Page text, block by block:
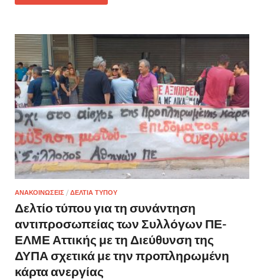
ΑΝΑΚΟΙΝΩΣΕΙΣ / ΔΕΛΤΙΑ ΤΥΠΟΥ
Δελτίο τύπου για τη συνάντηση
αντιπροσωπείας των Συλλόγων ΠΕ-
ΕΛΜΕ Αττικής με τη Διεύθυνση της
ΔΥΠΑ σχετικά με την προπληρωμένη
κάρτα ανεργίας